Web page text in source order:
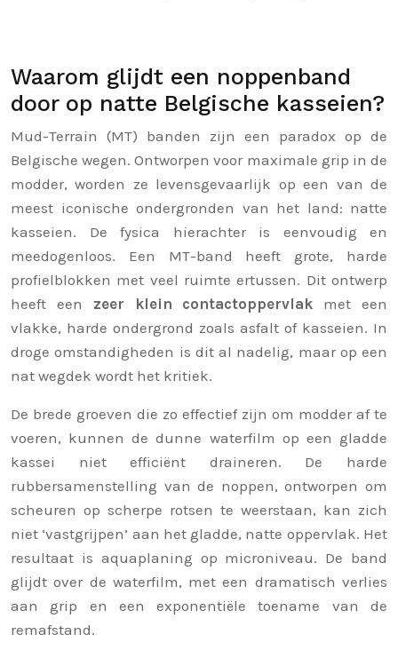
Waarom glijdt een noppenband
door op natte Belgische kasseien?
Mud-Terrain (MT) banden zijn een paradox op de
Belgische wegen. Ontworpen voor maximale grip in de
modder, worden ze levensgevaarlijk op een van de
meest iconische ondergronden van het land: natte
kasseien. De fysica hierachter is eenvoudig en
meedogenloos. Een MT-band heeft grote, harde
profielblokken met veel ruimte ertussen. Dit ontwerp
heeft een zeer klein contactoppervlak met een
vlakke, harde ondergrond zoals asfalt of kasseien. In
droge omstandigheden is dit al nadelig, maar op een
nat wegdek wordt het kritiek.
De brede groeven die zo effectief zijn om modder af te
voeren, kunnen de dunne waterfilm op een gladde
kassei niet efficiënt draineren. De harde
rubbersamenstelling van de noppen, ontworpen om
scheuren op scherpe rotsen te weerstaan, kan zich
niet ‘vastgrijpen’ aan het gladde, natte oppervlak. Het
resultaat is aquaplaning op microniveau. De band
glijdt over de waterfilm, met een dramatisch verlies
aan grip en een exponentiële toename van de
remafstand.